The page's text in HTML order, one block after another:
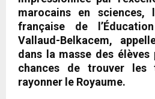
marocains en sciences,
française de
Vallaud-Belkacem,
dans la masse des
chances de trouver les
rayonner le Royaume.